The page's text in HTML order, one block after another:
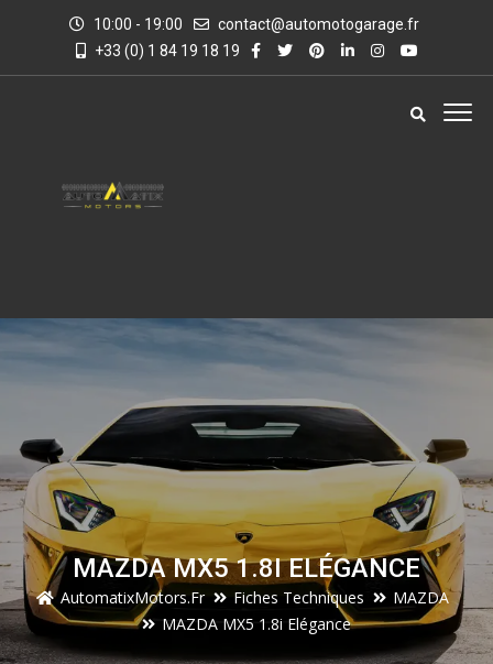
10:00 - 19:00
contact@automotogarage.fr
+33 (0) 1 84 19 18 19
MAZDA MX5 1.8I ELÉGANCE
AutomatixMotors.fr Fiches Techniques
MAZDA
MAZDA MX5 1.8i Elégance